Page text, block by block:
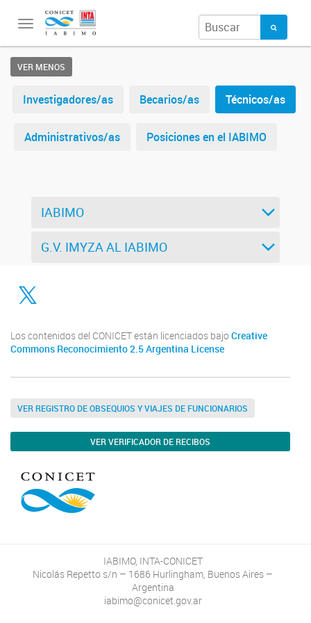
Toggle
VER MENOS
Investigadores/as Becarios/as Técnicos/as
Administrativos/as Posiciones en el IABIMO
IABIMO
G.V. IMYZA AL IABIMO
Twitter
Los contenidos del CONICET están licenciados bajo Creative
Commons Reconocimiento 2.5 Argentina License
VER REGISTRO DE OBSEQUIOS Y VIAJES DE FUNCIONARIOS
VER VERIFICADOR DE RECIBOS
IABIMO, INTA-CONICET
Nicolás Repetto s/n – 1686 Hurlingham, Buenos Aires –
Argentina
iabimo@conicet.gov.ar